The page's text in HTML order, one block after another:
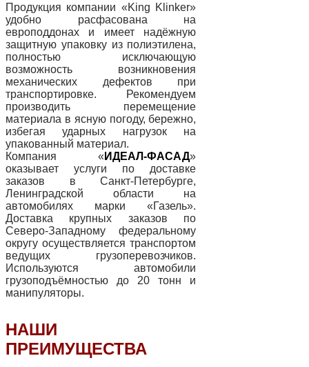
Продукция компании «King Klinker»
удобно расфасована на
европоддонах и имеет надёжную
защитную упаковку из полиэтилена,
полностью исключающую
возможность возникновения
механических дефектов при
транспортировке. Рекомендуем
производить перемещение
материала в ясную погоду, бережно,
избегая ударных нагрузок на
упакованный материал.
Компания « ИДЕАЛ-ФАСАД»
оказывает услуги по доставке
заказов в Санкт-Петербурге,
Ленинградской области на
автомобилях марки «Газель».
Доставка крупных заказов по
Северо-Западному федеральному
округу осуществляется транспортом
ведущих грузоперевозчиков.
Используются автомобили
грузоподъёмностью до 20 тонн и
манипуляторы.
НАШИ
ПРЕИМУЩЕСТВА